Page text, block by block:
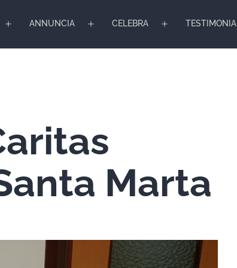
Apri
ANNUNCIA
Apri
CELEBRA
Apri
TESTIMONIA
Marta